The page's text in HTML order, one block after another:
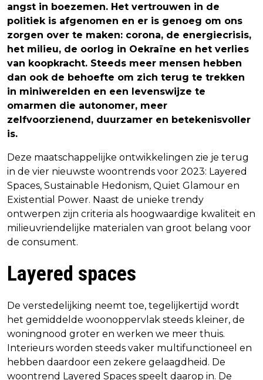
angst in boezemen. Het vertrouwen in de
politiek is afgenomen en er is genoeg om ons
zorgen over te maken: corona, de energiecrisis,
het milieu, de oorlog in Oekraïne en het verlies
van koopkracht. Steeds meer mensen hebben
dan ook de behoefte om zich terug te trekken
in miniwerelden en een levenswijze te
omarmen die autonomer, meer
zelfvoorzienend, duurzamer en betekenisvoller
is.
Deze maatschappelijke ontwikkelingen zie je terug
in de vier nieuwste woontrends voor 2023: Layered
Spaces, Sustainable Hedonism, Quiet Glamour en
Existential Power. Naast de unieke trendy
ontwerpen zijn criteria als hoogwaardige kwaliteit en
milieuvriendelijke materialen van groot belang voor
de consument.
Layered spaces
De verstedelijking neemt toe, tegelijkertijd wordt
het gemiddelde woonoppervlak steeds kleiner, de
woningnood groter en werken we meer thuis.
Interieurs worden steeds vaker multifunctioneel en
hebben daardoor een zekere gelaagdheid. De
woontrend Layered Spaces speelt daarop in. De